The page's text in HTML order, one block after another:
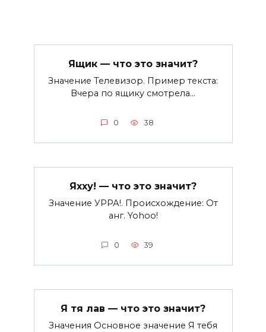
Ящик — что это значит?
Значение Телевизор. Пример текста:
Вчера по ящику смотрела…
0 38
Яхху! — что это значит?
Значение УРРА!. Происхождение: От
анг. Yohoo!
0 39
Я тя лав — что это значит?
Значения Основное значение Я тебя